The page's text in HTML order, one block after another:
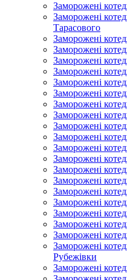
Заморожені
Заморожені
Тарасового
Заморожені
Заморожені
Заморожені
Заморожені
Заморожені
Заморожені
Заморожені
Заморожені
Заморожені
Заморожені
Заморожені
Заморожені
Заморожені
Заморожені
Заморожені
Заморожені
Заморожені
Заморожені
Заморожені
Заморожені
Рубежівки
Заморожені